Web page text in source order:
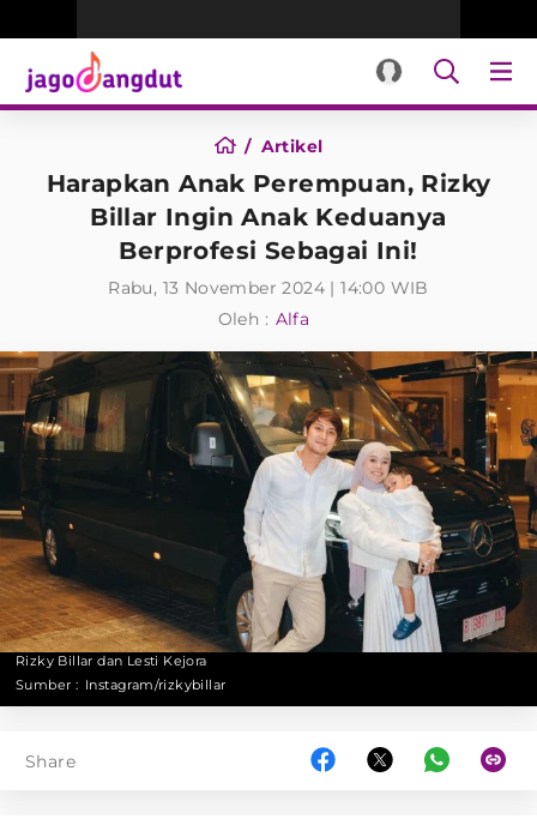
Artikel
Harapkan Anak Perempuan, Rizky
Billar Ingin Anak Keduanya
Berprofesi Sebagai Ini!
Rabu, 13 November 2024 | 14:00 WIB
Oleh : Alfa
Rizky Billar dan Lesti Kejora
Sumber : Instagram/rizkybillar
Share